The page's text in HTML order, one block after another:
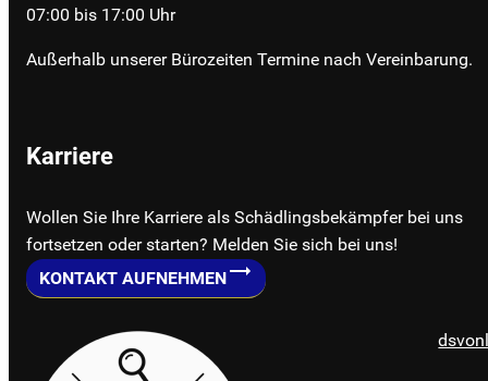
07:00 bis 17:00 Uhr
Außerhalb unserer Bürozeiten Termine nach Vereinbarung.
Karriere
Wollen Sie Ihre Karriere als Schädlingsbekämpfer bei uns
fortsetzen oder starten? Melden Sie sich bei uns!
KONTAKT AUFNEHMEN